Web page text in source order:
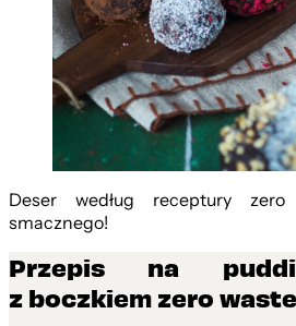
Deser według receptury
smacznego!
Przepis na
z boczkiem zero waste